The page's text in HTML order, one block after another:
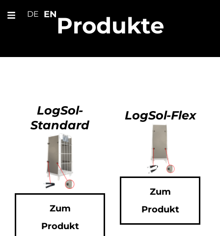
DE ENProdukte
LogSol-
Standard
Zum
Produkt
LogSol-Flex
Zum
Produkt